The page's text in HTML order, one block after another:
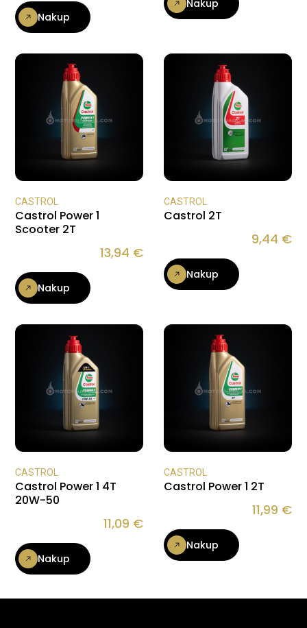
Nakup
Nakup
CASTROL
Castrol Power 1
Scooter 2T
13,94 €
Nakup
CASTROL
Castrol 2T
9,44 €
Nakup
CASTROL
Castrol Power 1 4T
20W-50
11,09 €
Nakup
CASTROL
Castrol Power 1 2T
11,99 €
Nakup